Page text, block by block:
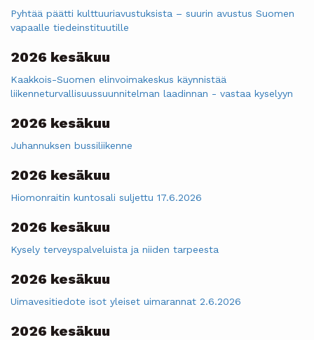
Pyhtää päätti kulttuuriavustuksista – suurin avustus Suomen
vapaalle tiedeinstituutille
2026 kesäkuu
Kaakkois-Suomen elinvoimakeskus käynnistää
liikenneturvallisuussuunnitelman laadinnan - vastaa kyselyyn
2026 kesäkuu
Juhannuksen bussiliikenne
2026 kesäkuu
Hiomonraitin kuntosali suljettu 17.6.2026
2026 kesäkuu
Kysely terveyspalveluista ja niiden tarpeesta
2026 kesäkuu
Uimavesitiedote isot yleiset uimarannat 2.6.2026
2026 kesäkuu